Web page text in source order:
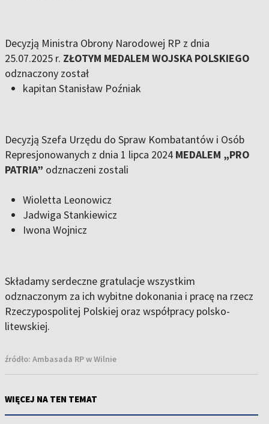
Decyzją Ministra Obrony Narodowej RP z dnia
25.07.2025 r. ZŁOTYM MEDALEM WOJSKA POLSKIEGO
odznaczony został
kapitan Stanisław Poźniak
Decyzją Szefa Urzędu do Spraw Kombatantów i Osób
Represjonowanych z dnia 1 lipca 2024 MEDALEM „PRO
PATRIA” odznaczeni zostali
Wioletta Leonowicz
Jadwiga Stankiewicz
Iwona Wojnicz
Składamy serdeczne gratulacje wszystkim
odznaczonym za ich wybitne dokonania i pracę na rzecz
Rzeczypospolitej Polskiej oraz współpracy polsko-
litewskiej.
źródło: Ambasada RP w Wilnie
WIĘCEJ NA TEN TEMAT